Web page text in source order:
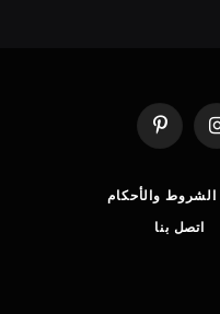
الانستغرامبينتيريست
الشروط والأحكام
اتصل بنا